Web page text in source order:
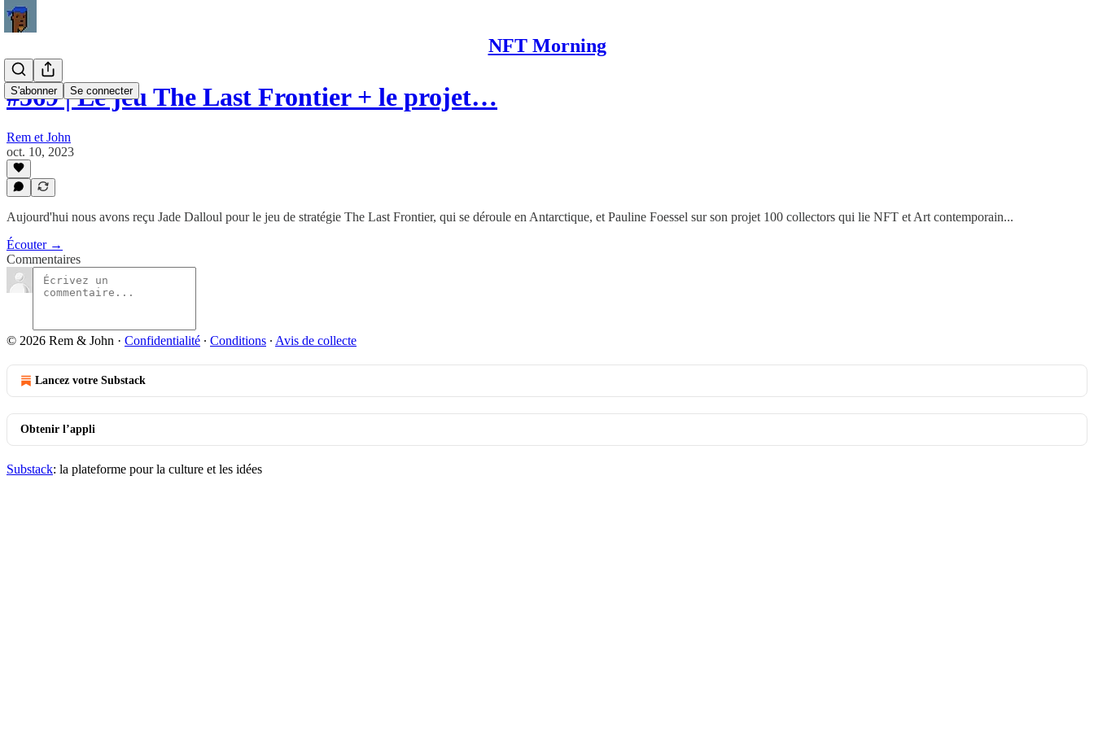
NFT Morning
S'abonner Se connecter
#569 | Le jeu The Last Frontier + le projet…
Rem et John
oct. 10, 2023
Aujourd'hui nous avons reçu Jade Dalloul pour le jeu de stratégie The Last Frontier, qui se déroule en Antarctique, et Pauline Foessel sur son projet 100 collectors qui lie NFT et Art contemporain...
Écouter →
Commentaires
© 2026 Rem & John · Confidentialité ∙ Conditions ∙ Avis de collecte
Lancez votre Substack
Obtenir l’appli
Substack: la plateforme pour la culture et les idées